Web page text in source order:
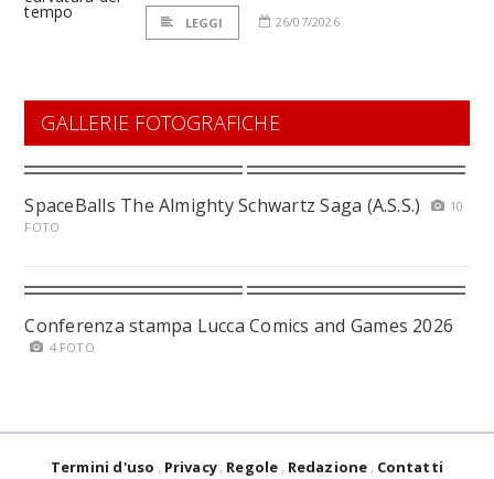
LEGGI 26/07/2026
GALLERIE FOTOGRAFICHE
SpaceBalls The Almighty Schwartz Saga (A.S.S.)
10
FOTO
Conferenza stampa Lucca Comics and Games 2026
4 FOTO
Termini d'uso Privacy Regole Redazione Contatti